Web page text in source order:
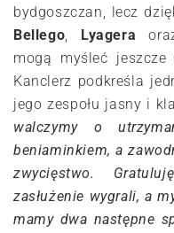
bydgoszczan, lecz
Bellego, Lyagera
mogą myśleć
Kanclerz podkreśla
jego zespołu jasny i
walczymy o
beniaminkiem, a
zwycięstwo.
zasłużenie wygrali, a
mamy dwa następne